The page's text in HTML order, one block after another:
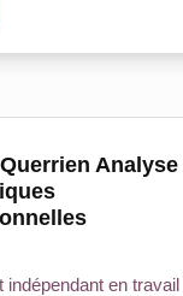
Analyse
indépendant en travail